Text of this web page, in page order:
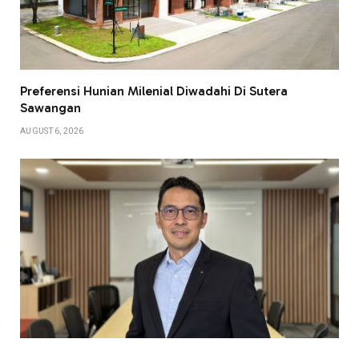
Preferensi Hunian Milenial Diwadahi Di Sutera
Sawangan
AUGUST 6, 2026